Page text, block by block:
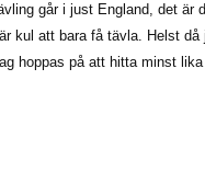
går i just England, det är
kul att bara få tävla. Helst
hoppas på att hitta minst